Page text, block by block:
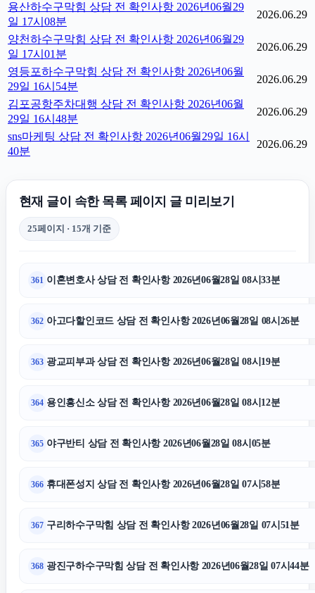
용산하수구막힘 상담 전 확인사항 2026년06월29
일 17시08분
2026.06.29
양천하수구막힘 상담 전 확인사항 2026년06월29
일 17시01분
2026.06.29
영등포하수구막힘 상담 전 확인사항 2026년06월
29일 16시54분
2026.06.29
김포공항주차대행 상담 전 확인사항 2026년06월
29일 16시48분
2026.06.29
sns마케팅 상담 전 확인사항 2026년06월29일 16시
40분
2026.06.29
현재 글이 속한 목록 페이지 글 미리보기
25페이지 · 15개 기준
361 이혼변호사 상담 전 확인사항 2026년06월28일 08시33분
362 아고다할인코드 상담 전 확인사항 2026년06월28일 08시26분
363 광교피부과 상담 전 확인사항 2026년06월28일 08시19분
364 용인흥신소 상담 전 확인사항 2026년06월28일 08시12분
365 야구반티 상담 전 확인사항 2026년06월28일 08시05분
366 휴대폰성지 상담 전 확인사항 2026년06월28일 07시58분
367 구리하수구막힘 상담 전 확인사항 2026년06월28일 07시51분
368 광진구하수구막힘 상담 전 확인사항 2026년06월28일 07시44분